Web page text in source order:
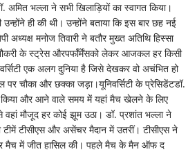
अमित भल्ला ने सभी खिलाड़ियों का स्वागत किया।
ही की थी। उन्होंने बताया कि इस बार छह नई
मनोज तिवारी ने बतौर मुख्त अतिथि हिस्सा
नौकरी के स्ट्रेस औरपर्फॉर्मेंसको लेकर आजकल हर किसी
एक अलग दुनिया है जिसे देखकर वो अचंभित हो
चौका और छक्का जड़ा।यूनिवर्सिटी के प्रेसिडेंटडॉ.
किया और आने वाले समय में यहां मैच खेलने के लिए
मौजूद हर कोई झूम उठा। डॉ. प्रशांत भल्ला ने
टीसीएस और असेंचर मैदान में उतरीं। टीसीएस ने
मैच में जीत हासिल की। पहले मैच के मैन ऑफ द